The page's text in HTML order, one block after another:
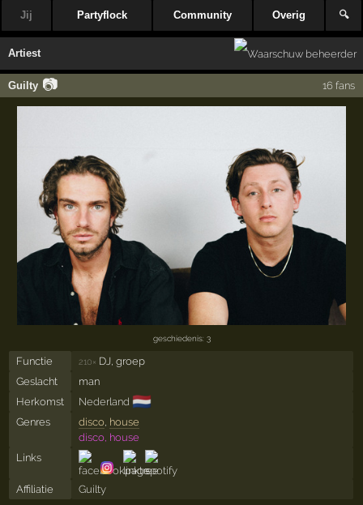
Jij Partyflock Community Overig 🔍
Artiest
Guilty 📷 16 fans
geschiedenis: 3
Functie 210× DJ, groep
Geslacht
man
Herkomst
Nederland 🇳🇱
Genres disco, house
disco, house
Links
Affiliatie Guilty